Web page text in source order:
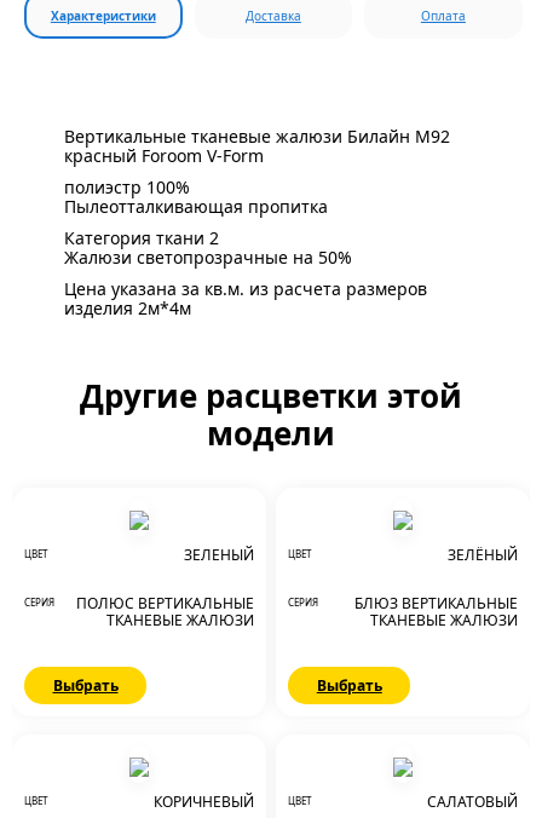
Характеристики Доставка Оплата
Вертикальные тканевые жалюзи Билайн М92
красный Foroom V-Form
полиэстр 100%
Пылеотталкивающая пропитка
Категория ткани 2
Жалюзи светопрозрачные на 50%
Цена указана за кв.м. из расчета размеров
изделия 2м*4м
Другие расцветки этой
модели
ЦВЕТ ЗЕЛЕНЫЙ
СЕРИЯ
ПОЛЮС ВЕРТИКАЛЬНЫЕ
ТКАНЕВЫЕ ЖАЛЮЗИ
Выбрать
ЦВЕТ ЗЕЛЁНЫЙ
СЕРИЯ
БЛЮЗ ВЕРТИКАЛЬНЫЕ
ТКАНЕВЫЕ ЖАЛЮЗИ
Выбрать
ЦВЕТ КОРИЧНЕВЫЙ ЦВЕТ САЛАТОВЫЙ